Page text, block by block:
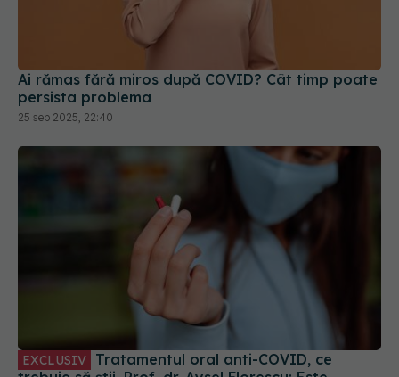
Ai rămas fără miros după COVID? Cât timp poate
persista problema
25 sep 2025, 22:40
trebuie să știi. Prof. dr. Aysel Florescu: Este
demonstrat ca eficiență virală. A redus foarte
mult riscul de spitalizare
15 sep 2024, 22:33